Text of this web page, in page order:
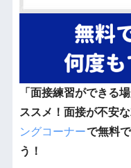
「面接練習ができる
ススメ！面接が不安
ングコーナーで無料
う！